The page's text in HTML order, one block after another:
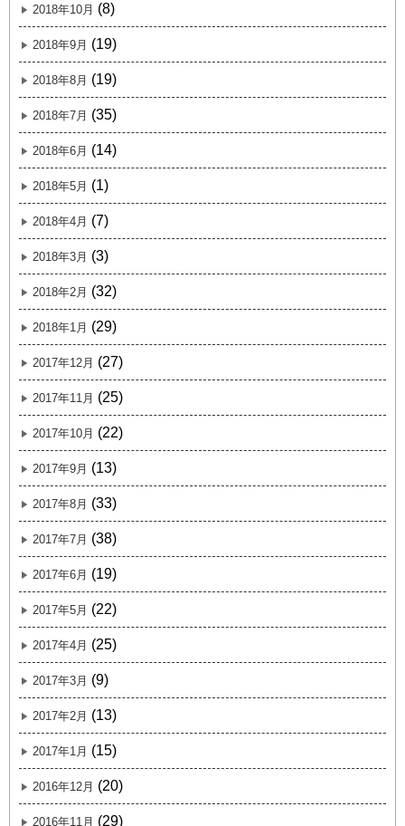
2018年10月 (8)
2018年9月 (19)
2018年8月 (19)
2018年7月 (35)
2018年6月 (14)
2018年5月 (1)
2018年4月 (7)
2018年3月 (3)
2018年2月 (32)
2018年1月 (29)
2017年12月 (27)
2017年11月 (25)
2017年10月 (22)
2017年9月 (13)
2017年8月 (33)
2017年7月 (38)
2017年6月 (19)
2017年5月 (22)
2017年4月 (25)
2017年3月 (9)
2017年2月 (13)
2017年1月 (15)
2016年12月 (20)
2016年11月 (29)